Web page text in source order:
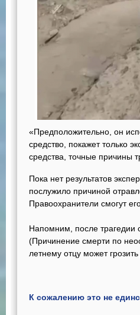
«Предположительно, он
средство, покажет только
средства, точные причины
Пока нет результатов
послужило причиной
Правоохранители смогут
Напомним, после трагедии
(Причинение смерти по
летнему отцу может
К сожалению это не